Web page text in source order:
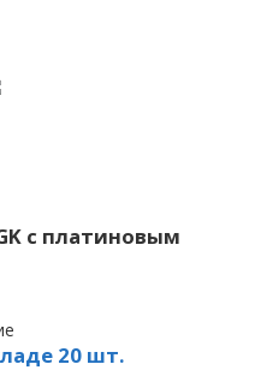
с платиновым
20 шт.